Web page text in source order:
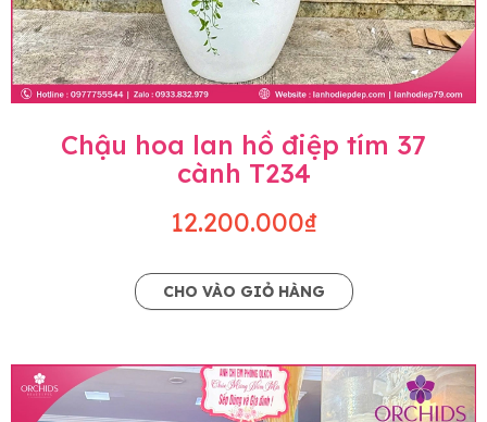
Chậu hoa lan hồ điệp tím 37
cành T234
12.200.000₫
CHO VÀO GIỎ HÀNG